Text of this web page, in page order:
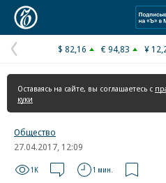
Предыдущая
страница
$ 82,16 € 94,83 ¥
Оставаясь на сайте, вы соглашаетесь с
куки
Общество
27.04.2017, 12:09
1K 1 мин.